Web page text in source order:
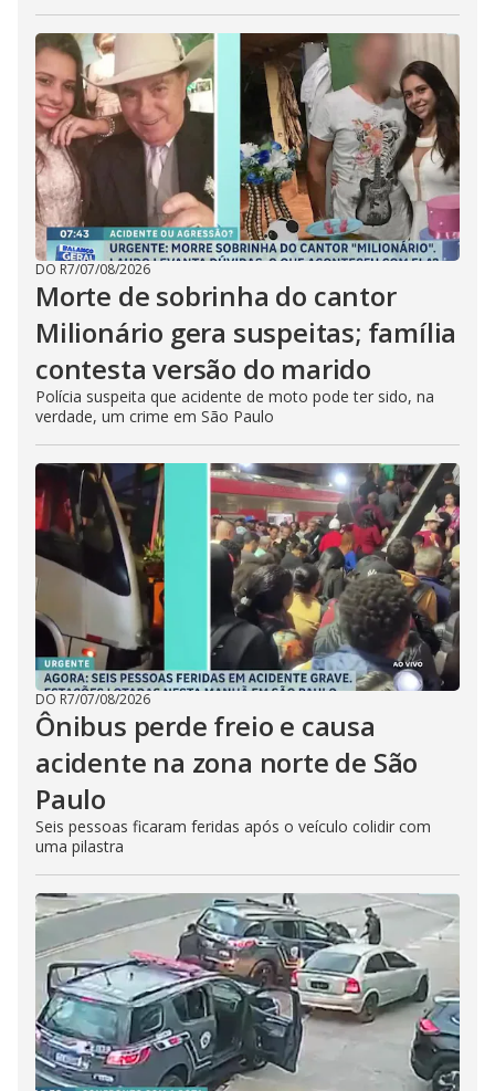
DO R7/07/08/2026
Morte de sobrinha do cantor
Milionário gera suspeitas; família
contesta versão do marido
Polícia suspeita que acidente de moto pode ter sido, na
verdade, um crime em São Paulo
DO R7/07/08/2026
Ônibus perde freio e causa
acidente na zona norte de São
Paulo
Seis pessoas ficaram feridas após o veículo colidir com
uma pilastra